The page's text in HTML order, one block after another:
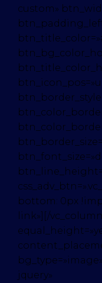
custom»
bottom: 0px
link»][/
jquery»